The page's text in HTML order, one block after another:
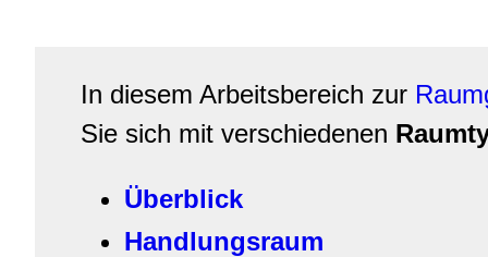
In diesem Arbeitsbereich zur
Sie sich mit verschiedenen
Überblick
Handlungsraum